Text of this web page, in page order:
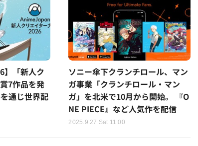
】「新人ク
7作品を発
通じ世界配
ソニー傘下クランチロール、マン
ガ事業「クランチロール・マン
ガ」を北米で10月から開始。 『O
NE PIECE』など人気作を配信
2025.9.27 Sat 11:00